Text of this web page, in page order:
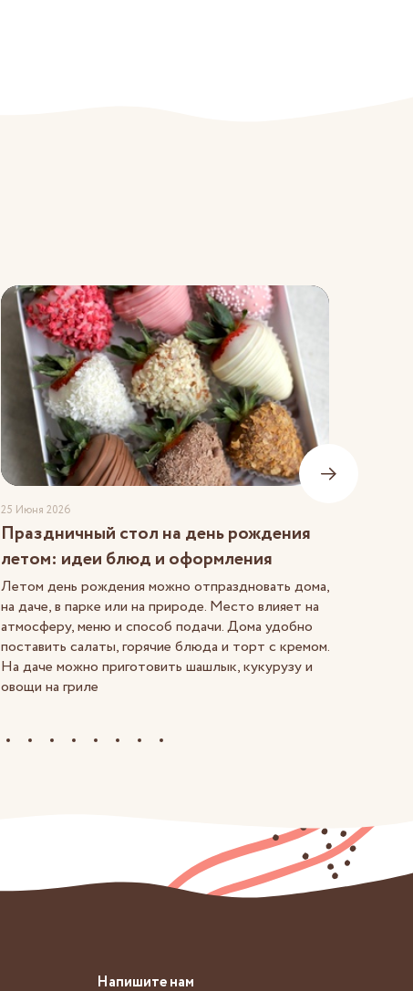
25 Июня 2026
Праздничный стол на день рождения
летом: идеи блюд и оформления
Летом день рождения можно отпраздновать дома,
на даче, в парке или на природе. Место влияет на
атмосферу, меню и способ подачи. Дома удобно
поставить салаты, горячие блюда и торт с кремом.
На даче можно приготовить шашлык, кукурузу и
овощи на гриле
Напишите нам